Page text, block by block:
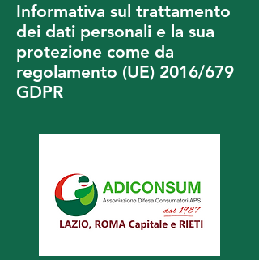
Informativa sul trattamento
dei dati personali e la sua
protezione come da
regolamento (UE) 2016/679
GDPR